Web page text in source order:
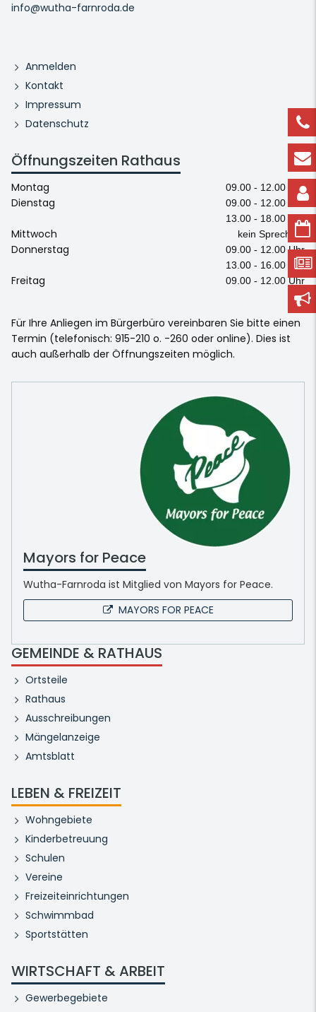
info@wutha-farnroda.de
Anmelden
Kontakt
Impressum
Datenschutz
Öffnungszeiten Rathaus
Montag 09.00 - 12.00 Uhr
Dienstag
09.00 - 12.00 Uhr
13.00 - 18.00 Uhr
Mittwoch kein Sprechtag
Donnerstag
09.00 - 12.00 Uhr
13.00 - 16.00 Uhr
Freitag 09.00 - 12.00 Uhr
Für Ihre Anliegen im Bürgerbüro vereinbaren Sie bitte einen
Termin (telefonisch: 915-210 o. -260 oder online). Dies ist
auch außerhalb der Öffnungszeiten möglich.
Mayors for Peace
Wutha-Farnroda ist Mitglied von Mayors for Peace.
MAYORS FOR PEACE
GEMEINDE & RATHAUS
Ortsteile
Rathaus
Ausschreibungen
Mängelanzeige
Amtsblatt
LEBEN & FREIZEIT
Wohngebiete
Kinderbetreuung
Schulen
Vereine
Freizeiteinrichtungen
Schwimmbad
Sportstätten
WIRTSCHAFT & ARBEIT
Gewerbegebiete